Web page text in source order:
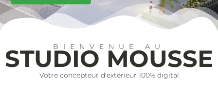
BIENVENUE AU
STUDIO MOUSSE
Votre concepteur d'extérieur 100% digital